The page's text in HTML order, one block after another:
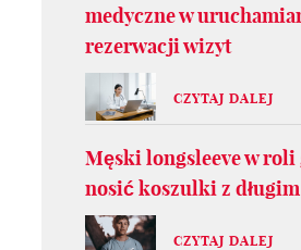
medyczne w
rezerwacji wizyt
CZYTAJ DALEJ
Męski longsleeve w roli
nosić koszulki z
CZYTAJ DALEJ